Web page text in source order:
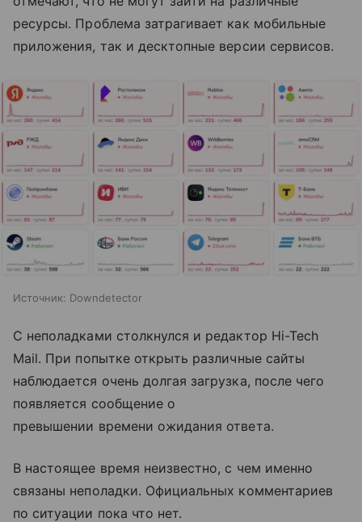
ресурсы. Проблема затрагивает как мобильные
приложения, так и десктопные версии сервисов.
Источник: Downdetector
С неполадками столкнулся и редактор Hi-Tech
Mail. При попытке открыть различные сайты
наблюдается очень долгая загрузка, после чего
появляется сообщение о
превышении времени ожидания ответа.
В настоящее время неизвестно, с чем именно
связаны неполадки. Официальных комментариев
по ситуации пока что нет.